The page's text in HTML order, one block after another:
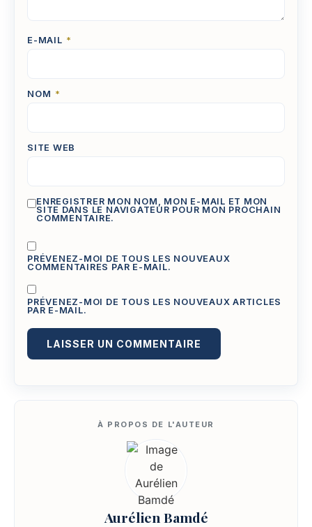
E-MAIL *
NOM *
SITE WEB
ENREGISTRER MON NOM, MON E-MAIL ET MON
SITE DANS LE NAVIGATEUR POUR MON PROCHAIN
COMMENTAIRE.
PRÉVENEZ-MOI DE TOUS LES NOUVEAUX
COMMENTAIRES PAR E-MAIL.
PRÉVENEZ-MOI DE TOUS LES NOUVEAUX ARTICLES
PAR E-MAIL.
Aurélien Bamdé